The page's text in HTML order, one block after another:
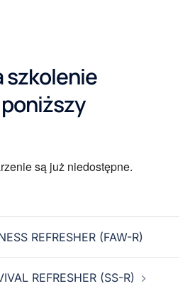
szkolenie
są już niedostępne.
REFRESHER (FAW-R)
REFRESHER (SS-R)